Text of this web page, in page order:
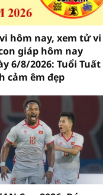
hôm nay, xem tử vi
giáp hôm nay
6/8/2026: Tuổi Tuất
cảm êm đẹp